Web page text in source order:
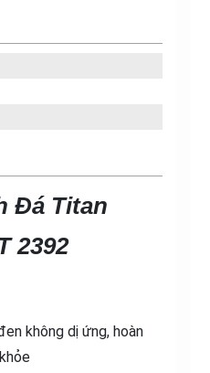
Đá Titan
2392
không dị ứng, hoàn